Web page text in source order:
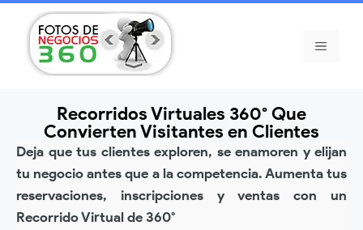
Recorridos Virtuales 360° Que
Convierten Visitantes en Clientes
Deja que tus clientes exploren, se enamoren y elijan
tu negocio antes que a la competencia. Aumenta tus
reservaciones, inscripciones y ventas con un
Recorrido Virtual de 360°